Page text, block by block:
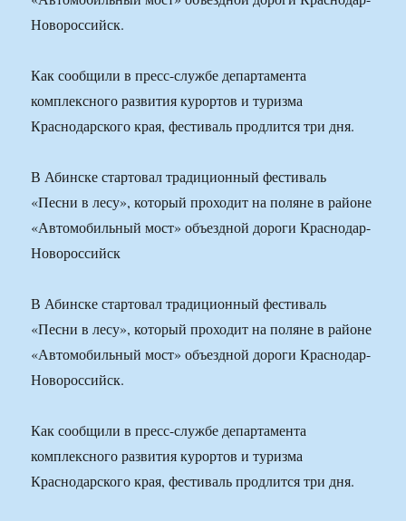
Новороссийск.
Как сообщили в пресс-службе департамента
комплексного развития курортов и туризма
Краснодарского края, фестиваль продлится три дня.
В Абинске стартовал традиционный фестиваль
«Песни в лесу», который проходит на поляне в районе
«Автомобильный мост» объездной дороги Краснодар-
Новороссийск
В Абинске стартовал традиционный фестиваль
«Песни в лесу», который проходит на поляне в районе
«Автомобильный мост» объездной дороги Краснодар-
Новороссийск.
Как сообщили в пресс-службе департамента
комплексного развития курортов и туризма
Краснодарского края, фестиваль продлится три дня.